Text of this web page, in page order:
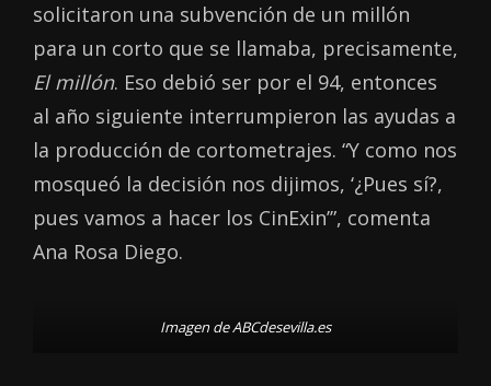
solicitaron una subvención de un millón
para un corto que se llamaba, precisamente,
El millón. Eso debió ser por el 94, entonces
al año siguiente interrumpieron las ayudas a
la producción de cortometrajes. “Y como nos
mosqueó la decisión nos dijimos, ‘¿Pues sí?,
pues vamos a hacer los CinExin’”, comenta
Ana Rosa Diego.
Imagen de ABCdesevilla.es